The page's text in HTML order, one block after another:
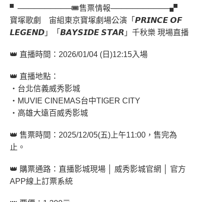
▘──────────🎟售票情報───────────▞
寶塚歌劇 宙組東京寶塚劇場公演「𝙋𝙍𝙄𝙉𝘾𝙀 𝙊𝙁
𝙇𝙀𝙂𝙀𝙉𝘿」「𝘽𝘼𝙔𝙎𝙄𝘿𝙀 𝙎𝙏𝘼𝙍」千秋樂 現場直播
👑 直播時間：2026/01/04 (日)12:15入場
👑 直播地點：
‧台北信義威秀影城
‧MUVIE CINEMAS台中TIGER CITY
‧高雄大遠百威秀影城
👑 售票時間：2025/12/05(五)上午11:00，售完為
止。
👑 購票通路：直播影城現場 │ 威秀影城官網 │ 官方
APP線上訂票系統